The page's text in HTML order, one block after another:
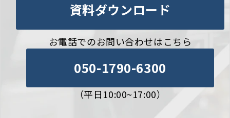
資料ダウンロード
お電話でのお問い合わせはこちら
050-1790-6300
（平日10:00~17:00）